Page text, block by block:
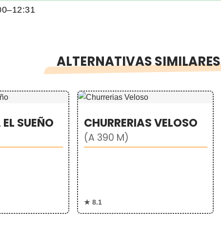
ALTERNATIVAS
SUEÑO CHURRERIAS VELOSO
(A 390 M)
★ 8.1